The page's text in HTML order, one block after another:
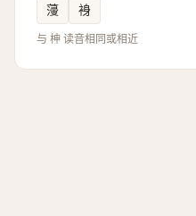
薓
裑
与 柛 读音相同或相近